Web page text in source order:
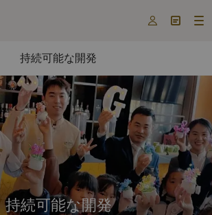
  
持続可能な開発
持続可能な開発